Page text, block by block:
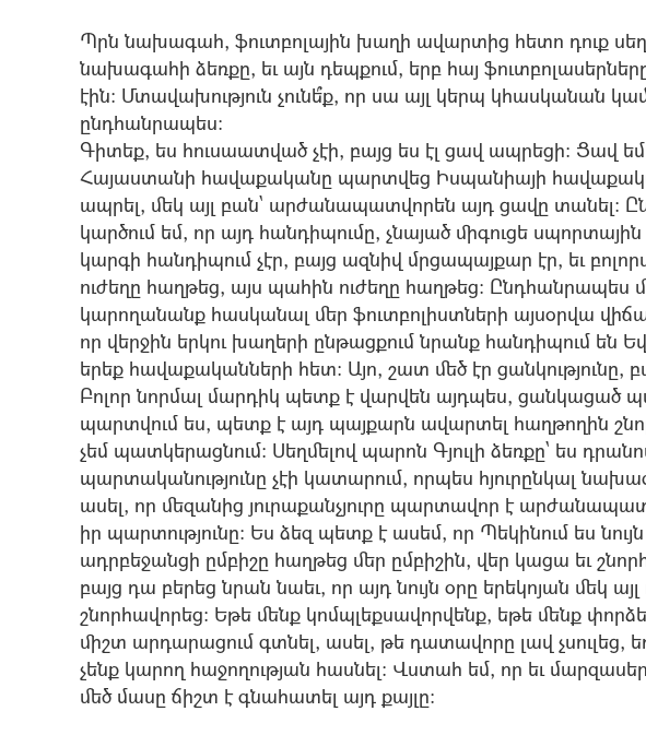
Պրն նախագահ, ֆուտբոլային խաղի ավարտից հետո դուք
նախագահի ձեռքը, եւ այն դեպքում, երբ հայ
էին: Մտավախություն չունե՞ք, որ սա այլ կերպ կհասկանան
ընդհանրապես:
Գիտեք, ես հուսաատված չէի, բայց ես էլ ցավ ապրեցի: Ցավ
Հայաստանի հավաքականը պարտվեց Իսպանիայի
ապրել, մեկ այլ բան` արժանապատվորեն այդ ցավը տանել:
կարծում եմ, որ այդ հանդիպումը, չնայած միգուցե
կարգի հանդիպում չէր, բայց ազնիվ մրցապայքար էր, եւ
ուժեղը հաղթեց, այս պահին ուժեղը հաղթեց: Ընդհանրապես
կարողանանք հասկանալ մեր ֆուտբոլիստների այսօրվա
որ վերջին երկու խաղերի ընթացքում նրանք հանդիպում են
երեք հավաքականների հետ: Այո, շատ մեծ էր ցանկությունը,
Բոլոր նորմալ մարդիկ պետք է վարվեն այդպես, ցանկացած
պարտվում ես, պետք է այդ պայքարն ավարտել հաղթողին
չեմ պատկերացնում: Սեղմելով պարոն Գյուլի ձեռքը` ես
պարտականությունը չէի կատարում, որպես հյուրընկալ
ասել, որ մեզանից յուրաքանչյուրը պարտավոր է
իր պարտությունը: Ես ձեզ պետք է ասեմ, որ Պեկինում ես
ադրբեջանցի ըմբիշը հաղթեց մեր ըմբիշին, վեր կացա եւ
բայց դա բերեց նրան նաեւ, որ այդ նույն օրը երեկոյան մեկ
շնորհավորեց: Եթե մենք կոմպլեքսավորվենք, եթե մենք
միշտ արդարացում գտնել, ասել, թե դատավորը լավ չսուլեց,
չենք կարող հաջողության հասնել: Վստահ եմ, որ եւ
մեծ մասը ճիշտ է գնահատել այդ քայլը: